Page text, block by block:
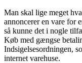
Man skal lige meget
annoncerer en vare for
så kunne det i nogle
Køb med gængse
Indsigelsesordningen,
internet varehuse.